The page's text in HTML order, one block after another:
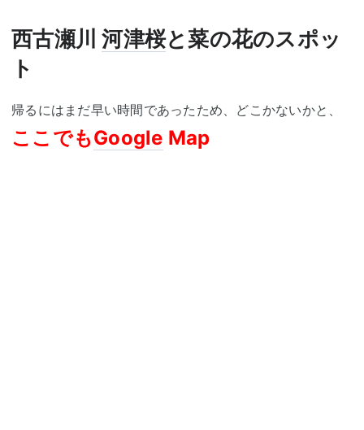
西古瀬川河津桜と菜の花のスポッ
ト
帰るにはまだ早い時間であったため、どこかないかと、
ここでもGoogle Map